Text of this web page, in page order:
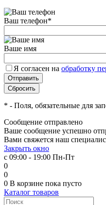
Ваш телефон*
Ваше имя
Я согласен на обработку
* - Поля, обязательные для
Сообщение отправлено
Ваше сообщение успешно
Вами свяжется наш
Закрыть окно
с 09:00 - 19:00 Пн-Пт
0
0
0 В корзине пока пусто
Каталог товаров